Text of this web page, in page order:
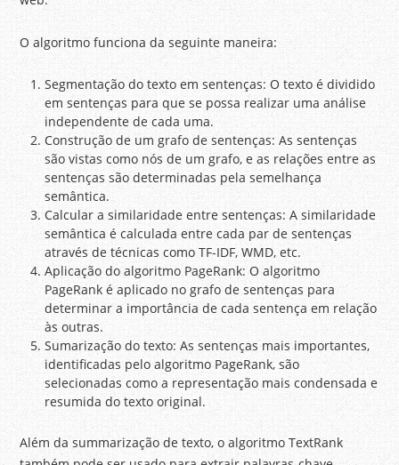
O algoritmo funciona da seguinte maneira:
Segmentação do texto em sentenças: O texto é dividido
em sentenças para que se possa realizar uma análise
independente de cada uma.
Construção de um grafo de sentenças: As sentenças
são vistas como nós de um grafo, e as relações entre as
sentenças são determinadas pela semelhança
semântica.
Calcular a similaridade entre sentenças: A similaridade
semântica é calculada entre cada par de sentenças
através de técnicas como TF-IDF, WMD, etc.
Aplicação do algoritmo PageRank: O algoritmo
PageRank é aplicado no grafo de sentenças para
determinar a importância de cada sentença em relação
às outras.
Sumarização do texto: As sentenças mais importantes,
identificadas pelo algoritmo PageRank, são
selecionadas como a representação mais condensada e
resumida do texto original.
Além da summarização de texto, o algoritmo TextRank